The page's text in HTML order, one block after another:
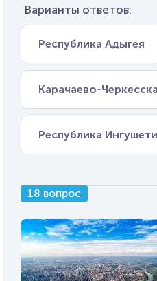
Варианты ответов:
Республика Адыгея
Карачаево-
Республика
18 вопрос